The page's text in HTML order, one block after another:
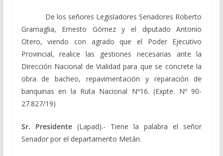
De los señores Legisladores Senadores Roberto
Gramaglia, Ernesto Gómez y el diputado Antonio
Otero, viendo con agrado que el Poder Ejecutivo
Provincial, realice las gestiones necesarias ante la
Dirección Nacional de Vialidad para que se concrete la
obra de bacheo, repavimentación y reparación de
banquinas en la Ruta Nacional Nº16. (Expte. Nº 90-
27.827/19)
Sr. Presidente(Lapad).- Tiene la palabra el señor
Senador por el departamento Metán.